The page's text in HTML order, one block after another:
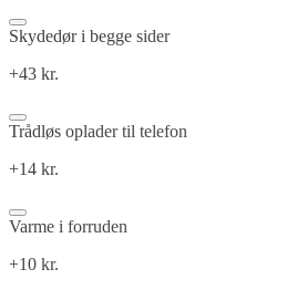
Skydedør i begge sider
+43 kr.
Trådløs oplader til telefon
+14 kr.
Varme i forruden
+10 kr.